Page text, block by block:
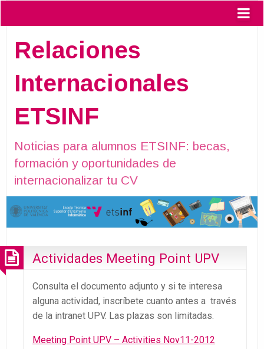
Relaciones
Internacionales
ETSINF
Noticias para alumnos ETSINF: becas,
formación y oportunidades de
internacionalizar tu CV
Actividades Meeting Point UPV
Consulta el documento adjunto y si te interesa
alguna actividad, inscríbete cuanto antes a través
de la intranet UPV. Las plazas son limitadas.
Meeting Point UPV – Activities Nov11-2012